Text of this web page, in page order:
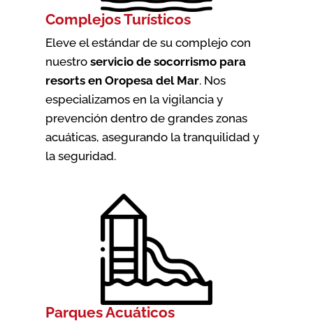
Complejos Turísticos
Eleve el estándar de su complejo con
nuestro servicio de socorrismo para
resorts en Oropesa del Mar. Nos
especializamos en la vigilancia y
prevención dentro de grandes zonas
acuáticas, asegurando la tranquilidad y
la seguridad.
Parques Acuáticos